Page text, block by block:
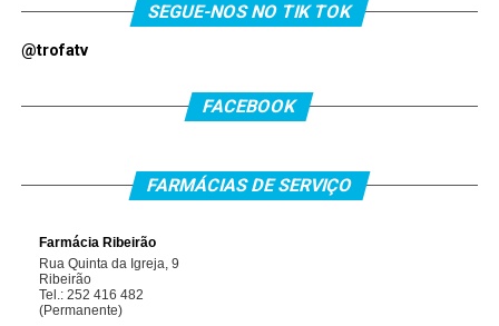
SEGUE-NOS NO TIK TOK
@trofatv
FACEBOOK
FARMÁCIAS DE SERVIÇO